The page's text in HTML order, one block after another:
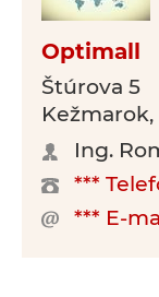
Optimall
Štúrova 5
Ing.
***
*** E-